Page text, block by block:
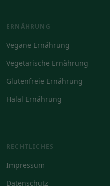
ERNÄHRUNG
Vegane Ernährung
Vegetarische Ernährung
Glutenfreie Ernährung
Halal Ernährung
RECHTLICHES
Impressum
Datenschutz